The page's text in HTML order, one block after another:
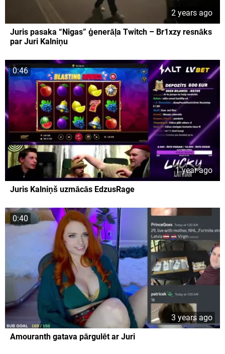
2 years ago
Juris pasaka “Nigas” ģenerāļa Twitch – Br1xzy resnāks
par Juri Kalniņu
0:46
1 year ago
Juris Kalniņš uzmācās EdzusRage
0:40
3 years ago
Amouranth gatava pārgulēt ar Juri